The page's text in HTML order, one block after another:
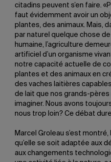
citadins peuvent s’en faire.
faut évidemment avoir un
plantes, des animaux. Mais,
par naturel quelque chose
humaine, l’agriculture
artificiel d’un organisme
notre capacité actuelle de
plantes et des animaux en
des vaches laitières
de lait que nos grands-pères
imaginer. Nous avons
nous trop loin? Ce débat
Marcel Groleau s’est
qu’elle se soit adaptée aux
aux changements